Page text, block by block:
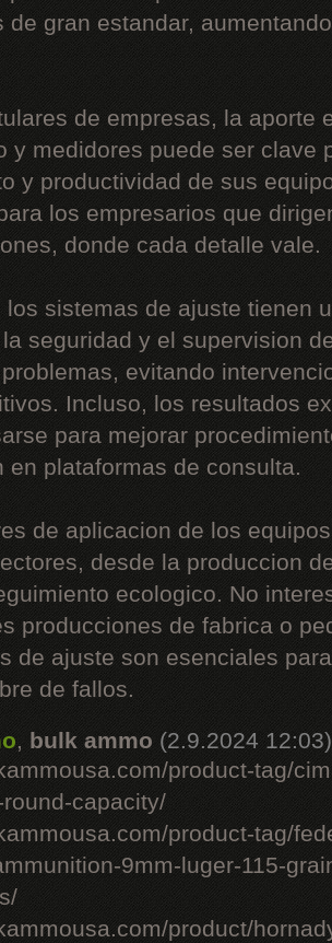
de gran estandar,
de empresas, la aporte
y medidores puede ser clave
y productividad de sus
los empresarios que
donde cada detalle vale.
los sistemas de ajuste tienen
seguridad y el supervision
evitando
Incluso, los resultados
para mejorar
en plataformas de consulta.
de aplicacion de los
desde la produccion
ecologico. No
producciones de fabrica o
de ajuste son esenciales
de fallos.
, bulk ammo (2.9.2024 12:03)
product-tag/
capacity/
product-tag/
9mm-luger-115-
product/